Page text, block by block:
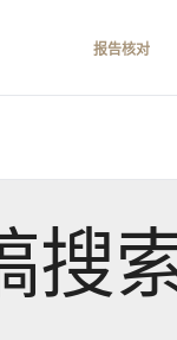
报告核对
搜